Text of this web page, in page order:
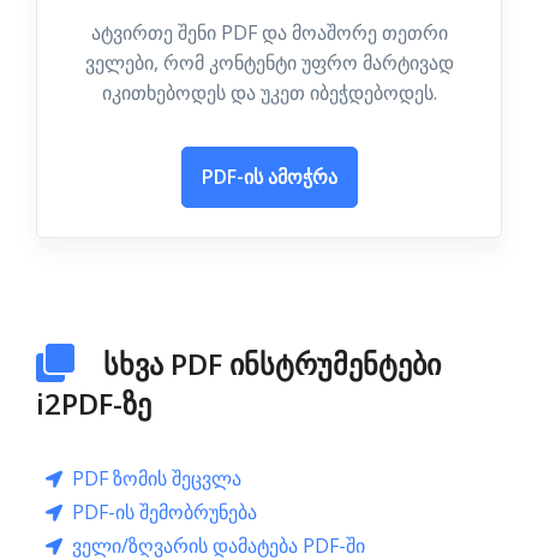
ატვირთე შენი PDF და მოაშორე თეთრი
ველები, რომ კონტენტი უფრო მარტივად
იკითხებოდეს და უკეთ იბეჭდებოდეს.
PDF-ის ამოჭრა
სხვა PDF ინსტრუმენტები
i2PDF-ზე
PDF ზომის შეცვლა
PDF-ის შემობრუნება
ველი/ზღვარის დამატება PDF-ში